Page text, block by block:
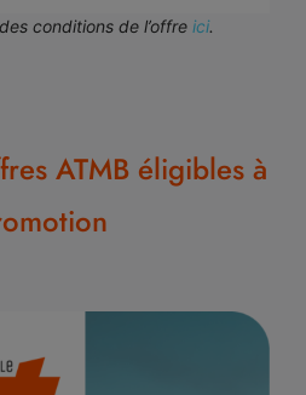
conditions de l’offre ici.
ATMB éligibles à